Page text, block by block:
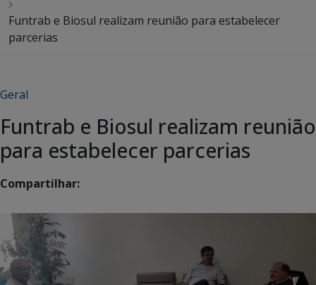
Funtrab e Biosul realizam reunião para estabelecer
parcerias
Geral
Funtrab e Biosul realizam reunião
para estabelecer parcerias
Compartilhar: